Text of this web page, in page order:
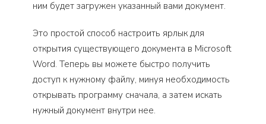
ним будет загружен указанный вами документ.
Это простой способ настроить ярлык для
открытия существующего документа в Microsoft
Word. Теперь вы можете быстро получить
доступ к нужному файлу, минуя необходимость
открывать программу сначала, а затем искать
нужный документ внутри нее.